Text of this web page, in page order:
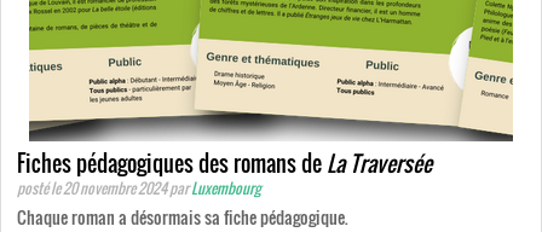
Fiches pédagogiques des romans deLa Traversée
posté le 20 novembre 2024parLuxembourg
Chaque roman a désormais sa fiche pédagogique.